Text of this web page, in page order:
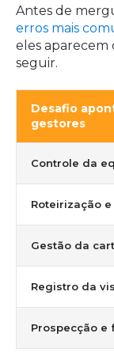
Antes de
erros mais
eles aparecem
seguir.
Desafio
gestores
Controle da
Roteirização
Gestão da
Registro da
Prospecção e